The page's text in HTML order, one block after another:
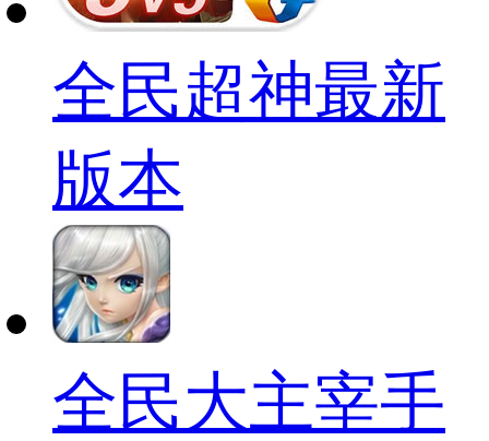
全民超神最新
版本
全民大主宰手